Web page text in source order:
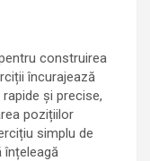
construirea
încurajează
și precise,
pozițiilor
simplu de
înțeleagă